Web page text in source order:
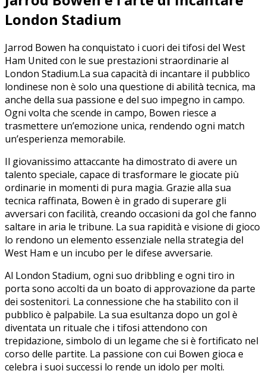
London Stadium
Jarrod ‍Bowen ha conquistato i ‌cuori dei tifosi ⁤del West
Ham United con le sue prestazioni straordinarie al
London Stadium.La sua‌ capacità di⁣ incantare il⁣ pubblico
londinese non è ​solo una questione di abilità tecnica, ma
anche​ della sua passione⁢ e del suo impegno in campo.
Ogni‍ volta che scende⁣ in campo, Bowen riesce a
trasmettere⁣ un’emozione ⁣unica, rendendo​ ogni match
un’esperienza​ memorabile.
Il giovanissimo attaccante⁢ ha‍ dimostrato di avere un ​
talento speciale, capace di trasformare le giocate più
ordinarie in momenti⁣ di pura magia. Grazie alla sua
tecnica ⁣raffinata, Bowen è‌ in grado di superare gli
avversari⁤ con facilità, creando occasioni da gol che fanno
saltare in aria le tribune. La sua rapidità e visione di gioco​
lo rendono un elemento ‌essenziale nella strategia del
West Ham e un incubo per le difese avversarie.
Al London Stadium, ogni suo‌ dribbling e ogni tiro ⁤in⁤
porta sono accolti‍ da un boato di approvazione da parte
dei sostenitori.‍ La connessione che ha‌ stabilito con il
pubblico è palpabile. La ​sua esultanza dopo un gol è
diventata un rituale che i tifosi ​attendono⁣ con
trepidazione, simbolo di un legame che si è ⁢fortificato nel‍
corso delle ⁣partite. La passione⁣ con cui Bowen gioca e
celebra i suoi successi lo rende un idolo per​ molti.